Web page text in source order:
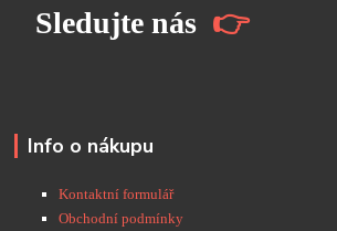
Sledujte nás 👉
Info o nákupu
Kontaktní formulář
Obchodní podmínky